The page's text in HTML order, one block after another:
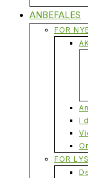
ANBEFALES
FOR
I
FOR